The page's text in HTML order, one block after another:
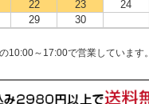
22 23 24
29 30
10:00～17:00で営業しています。